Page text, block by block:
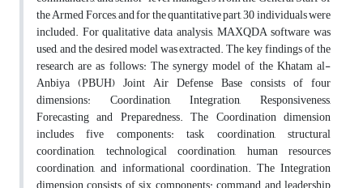
the Armed Forces, and for the quantitative part, 30 individuals were
included. For qualitative data analysis, MAXQDA software was
used, and the desired model was extracted. The key findings of the
research are as follows: The synergy model of the Khatam al-
Anbiya (PBUH) Joint Air Defense Base consists of four
dimensions: Coordination, Integration, Responsiveness,
Forecasting and Preparedness. The Coordination dimension
includes five components: task coordination, structural
coordination, technological coordination, human resources
coordination, and informational coordination. The Integration